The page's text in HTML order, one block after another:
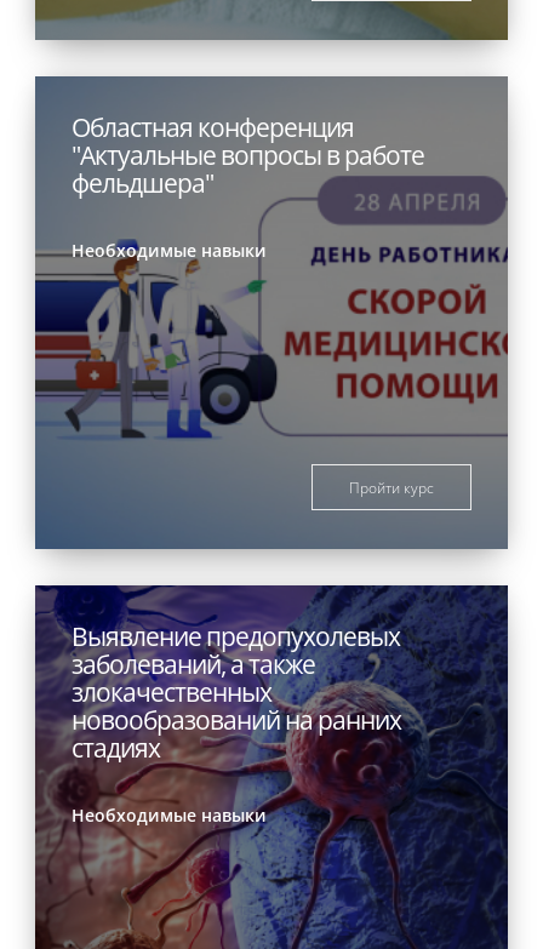
Областная конференция
"Актуальные вопросы в работе
фельдшера"
Необходимые навыки
Пройти курс
Выявление предопухолевых
заболеваний, а также
злокачественных
новообразований на ранних
стадиях
Необходимые навыки